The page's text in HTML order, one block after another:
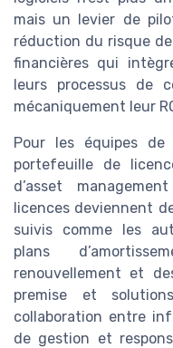
mais un levier de
réduction du risque
financières qui
leurs processus de
mécaniquement leur
Pour les équipes de
portefeuille de
d’asset
licences deviennent
suivis comme les
plans
renouvellement et
premise et
collaboration entre
de gestion et